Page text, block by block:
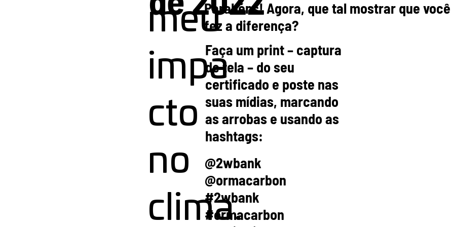
meu
impa
cto
no
clima.
Parabéns! Agora, que tal mostrar que você
fez a diferença?
Faça um print – captura
de tela – do seu
certificado e poste nas
suas mídias, marcando
as arrobas e usando as
hashtags:
@2wbank
@ormacarbon
#2wbank
#ormacarbon